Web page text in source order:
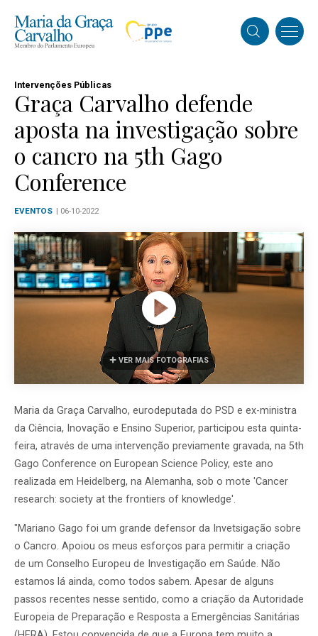
Intervenções Públicas
Graça Carvalho defende
aposta na investigação sobre
o cancro na 5th Gago
Conference
EVENTOS | 06-10-2022
VER MAIS FOTOGRAFIAS
Maria da Graça Carvalho, eurodeputada do PSD e ex-ministra
da Ciência, Inovação e Ensino Superior, participou esta quinta-
feira, através de uma intervenção previamente gravada, na 5th
Gago Conference on European Science Policy, este ano
realizada em Heidelberg, na Alemanha, sob o mote 'Cancer
research: society at the frontiers of knowledge'.
"Mariano Gago foi um grande defensor da Invetsigação sobre
o Cancro. Apoiou os meus esforços para permitir a criação
de um Conselho Europeu de Investigação em Saúde. Não
estamos lá ainda, como todos sabem. Apesar de alguns
passos recentes nesse sentido, como a criação da Autoridade
Europeia de Preparação e Resposta a Emergências Sanitárias